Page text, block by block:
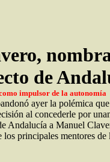
de
impulsor de la autonomía
ayer la polémica
al concederle por
Andalucía a Manuel
principales mentores de